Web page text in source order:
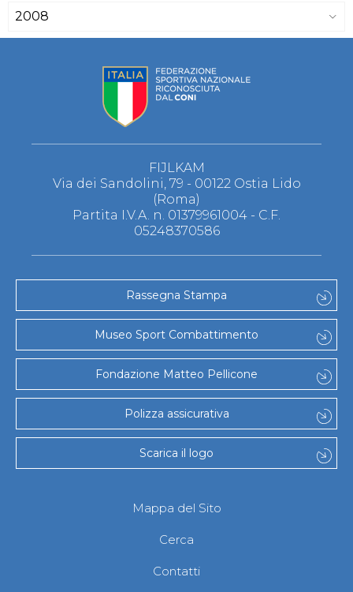
2008
FIJLKAM
Via dei Sandolini, 79 - 00122 Ostia Lido
(Roma)
Partita I.V.A. n. 01379961004 - C.F.
05248370586
Rassegna Stampa
Museo Sport Combattimento
Fondazione Matteo Pellicone
Polizza assicurativa
Scarica il logo
Mappa del Sito
Cerca
Contatti